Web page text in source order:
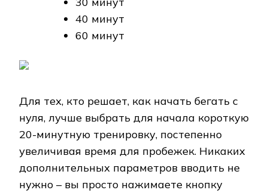
40 минут
60 минут
Для тех, кто решает, как начать бегать с
нуля, лучше выбрать для начала короткую
20-минутную тренировку, постепенно
увеличивая время для пробежек. Никаких
дополнительных параметров вводить не
нужно – вы просто нажимаете кнопку